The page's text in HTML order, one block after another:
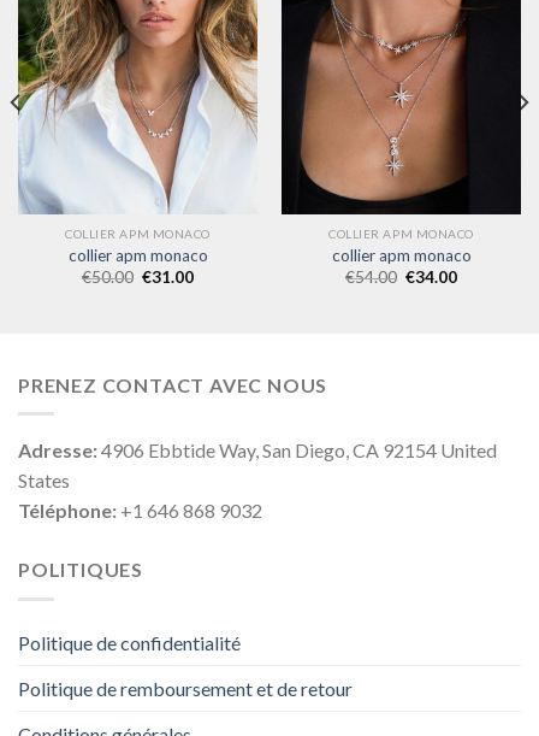
COLLIER APM MONACO
collier apm monaco
€50.00 €31.00
COLLIER APM MONACO
collier apm monaco
€54.00 €34.00
PRENEZ CONTACT AVEC NOUS
Adresse:4906 Ebbtide Way, San Diego, CA 92154 United
States
Téléphone: +1 646 868 9032
POLITIQUES
Politique de confidentialité
Politique de remboursement et de retour